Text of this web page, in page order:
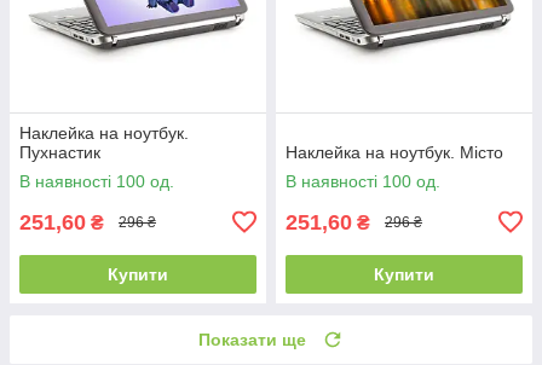
Наклейка на ноутбук.
Пухнастик
В наявності 100 од.
251,60 ₴ 296 ₴
Купити
Наклейка на ноутбук. Місто
В наявності 100 од.
251,60 ₴ 296 ₴
Купити
Показати ще